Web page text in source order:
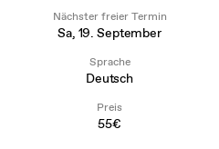
Nächster freier Termin
Sa, 19. September
Sprache
Deutsch
Preis
55€